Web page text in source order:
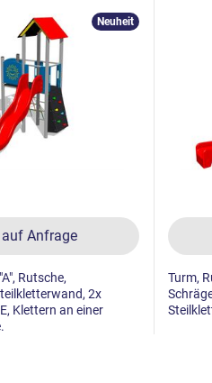
auf Anfrage
Neuheit
Rutsche,
2x
Klettern an einer
Turm,